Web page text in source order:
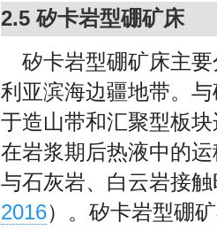
2.5 矽卡岩型硼矿床
矽卡岩型硼矿床主
利亚滨海边疆地带。
于造山带和汇聚型板
在岩浆期后热液中的
与石灰岩、白云岩接
2016）。矽卡岩型硼